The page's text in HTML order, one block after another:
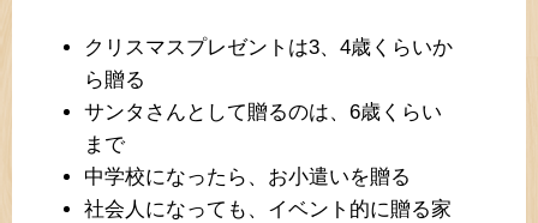
クリスマスプレゼントは3、4歳くらいか
ら贈る
サンタさんとして贈るのは、6歳くらい
まで
中学校になったら、お小遣いを贈る
社会人になっても、イベント的に贈る家